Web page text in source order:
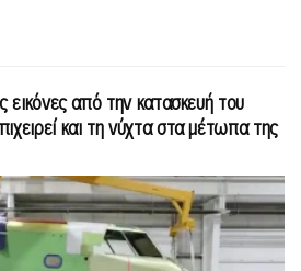
από την κατασκευή του
και τη νύχτα στα μέτωπα της